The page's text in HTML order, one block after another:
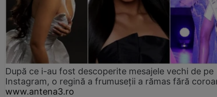
După ce i-au fost descoperite mesajele vechi de pe
Instagram, o regină a frumuseții a rămas fără
www.antena3.ro